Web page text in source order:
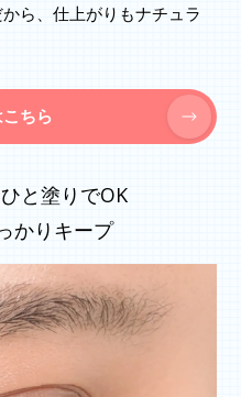
ら、仕上がりもナチュラ
ちら
と塗りでOK
かりキープ